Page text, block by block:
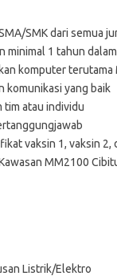
SMK dari semua
minimal 1 tahun
komputer
komunikasi yang baik
tim atau individu
vaksin 1, vaksin 2,
MM2100
Listrik/Elektro